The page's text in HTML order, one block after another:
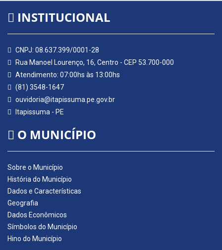
INSTITUCIONAL
CNPJ: 08.637.399/0001-28
Rua Manoel Lourenço, 16, Centro - CEP 53.700-000
Atendimento: 07:00hs às 13:00hs
(81) 3548-1647
ouvidoria@itapissuma.pe.gov.br
Itapissuma - PE
O MUNICÍPIO
Sobre o Município
História do Município
Dados e Características
Geografia
Dados Econômicos
Símbolos do Município
Hino do Município